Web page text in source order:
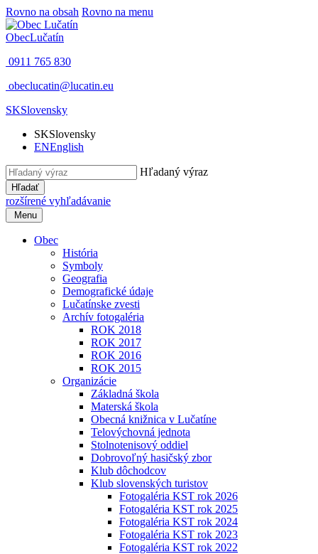
Rovno na obsah Rovno na menu
ObecLučatín
0911 765 830
obeclucatin@lucatin.eu
SKSlovensky
SKSlovensky
ENEnglish
Hľadaný výraz
Hľadať
rozšírené vyhľadávanie
Menu
Obec
História
Symboly
Geografia
Demografické údaje
Lučatínske zvesti
Archív fotogaléria
ROK 2018
ROK 2017
ROK 2016
ROK 2015
Organizácie
Základná škola
Materská škola
Obecná knižnica v Lučatíne
Telovýchovná jednota
Stolnotenisový oddiel
Dobrovoľný hasičský zbor
Klub dôchodcov
Klub slovenských turistov
Fotogaléria KST rok 2026
Fotogaléria KST rok 2025
Fotogaléria KST rok 2024
Fotogaléria KST rok 2023
Fotogaléria KST rok 2022